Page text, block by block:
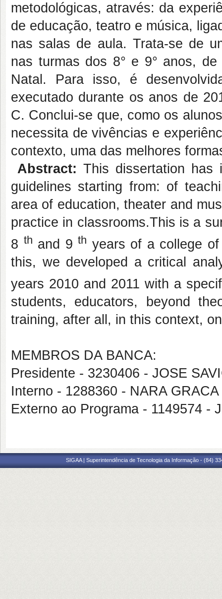
metodológicas, através: da
de educação, teatro e música,
nas salas de aula. Trata-se de
nas turmas dos 8° e 9° anos,
Natal. Para isso, é
executado durante os anos de
C. Conclui-se que, como os
necessita de vivências e
contexto, uma das melhores
Abstract:This dissertation has
guidelines starting from: of
area of education, theater and
practice in classrooms.This is a
8 th and 9 th years of a college
this, we developed a critical
years 2010 and 2011 with a
students, educators, beyond
training, after all, in this context,
MEMBROS DA BANCA:
Presidente - 3230406 - JOSE
Interno - 1288360 - NARA
Externo ao Programa - 1149574 -
SIGAA | Superintendência de Tecnologia da Informação - (84)